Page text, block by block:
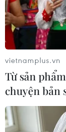
Thủ tướng
Thủ tướng
để khởi
tư Hàn
vietnamplus.vn
Từ sản
chuyện bản